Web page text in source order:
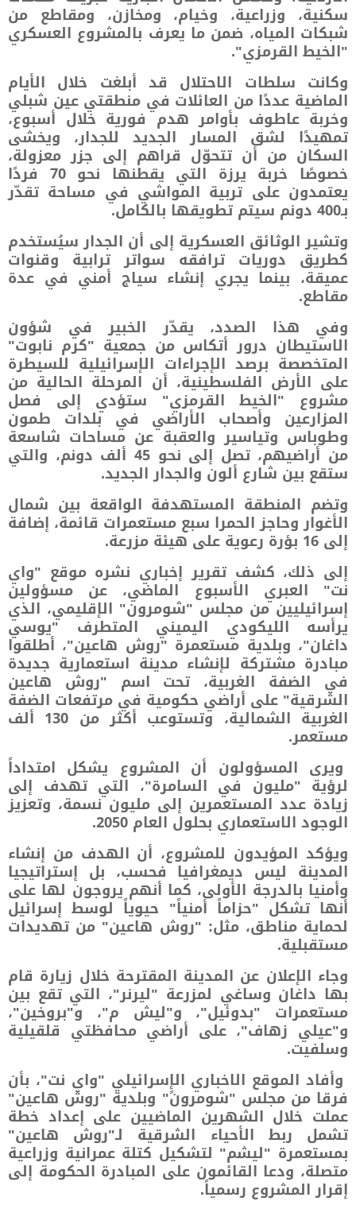
سكنية، وزراعية، وخيام، ومخازن، ومقاطع من
شبكات المياه، ضمن ما يعرف بالمشروع العسكري
"الخيط القرمزي".
وكانت سلطات الاحتلال قد أبلغت خلال الأيام
الماضية عددًا من العائلات في منطقتي عين شبلي
وخربة عاطوف بأوامر هدم فورية خلال أسبوع،
تمهيدًا لشق المسار الجديد للجدار، ويخشى
السكان من أن تتحوّل قراهم إلى جزر معزولة،
خصوصًا خربة يرزة التي يقطنها نحو 70 فردًا
يعتمدون على تربية المواشي في مساحة تقدّر
بـ400 دونم سيتم تطويقها بالكامل.
وتشير الوثائق العسكرية إلى أن الجدار سيُستخدم
كطريق دوريات ترافقه سواتر ترابية وقنوات
عميقة، بينما يجري إنشاء سياج أمني في عدة
مقاطع.
وفي هذا الصدد، يقدّر الخبير في شؤون
الاستيطان درور أتكاس من جمعية "كرم نابوت"
المتخصصة برصد الإجراءات الإسرائيلية للسيطرة
على الأرض الفلسطينية، أن المرحلة الحالية من
مشروع "الخيط القرمزي" ستؤدي إلى فصل
المزارعين وأصحاب الأراضي في بلدات طمون
وطوباس وتياسير والعقبة عن مساحات شاسعة
من أراضيهم، تصل إلى نحو 45 ألف دونم، والتي
ستقع بين شارع ألون والجدار الجديد.
وتضم المنطقة المستهدفة الواقعة بين شمال
الأغوار وحاجز الحمرا سبع مستعمرات قائمة، إضافة
إلى 16 بؤرة رعوية على هيئة مزرعة.
إلى ذلك، كشف تقرير إخباري نشره موقع "واي
نت" العبري الأسبوع الماضي، عن مسؤولين
إسرائيليين من مجلس "شومرون" الإقليمي، الذي
يرأسه الليكودي اليميني المتطرف "يوسي
داغان"، وبلدية مستعمرة "روش هاعين"، أطلقوا
مبادرة مشتركة لإنشاء مدينة استعمارية جديدة
في الضفة الغربية، تحت اسم "روش هاعين
الشرقية" على أراضي حكومية في مرتفعات الضفة
الغربية الشمالية، وتستوعب أكثر من 130 ألف
مستعمر.
ويرى المسؤولون أن المشروع يشكل امتداداً
لرؤية "مليون في السامرة"، التي تهدف إلى
زيادة عدد المستعمرين إلى مليون نسمة، وتعزيز
الوجود الاستعماري بحلول العام 2050.
ويؤكد المؤيدون للمشروع، أن الهدف من إنشاء
المدينة ليس ديمغرافيا فحسب، بل إستراتيجيا
وأمنيا بالدرجة الأولى، كما أنهم يروجون لها على
أنها تشكل "حزاماً أمنياً" حيوياً لوسط إسرائيل
لحماية مناطق، مثل: "روش هاعين" من تهديدات
مستقبلية.
وجاء الإعلان عن المدينة المقترحة خلال زيارة قام
بها داغان وساغي لمزرعة "ليرنر"، التي تقع بين
مستعمرات "بدوئيل"، و"ليش م"، و"بروخين"،
و"عيلي زهاف"، على أراضي محافظتي قلقيلية
وسلفيت.
وأفاد الموقع الاخباري الإٍسرائيلي "واي نت"، بأن
فرقا من مجلس "شومرون" وبلدية "روش هاعين"
عملت خلال الشهرين الماضيين على إعداد خطة
تشمل ربط الأحياء الشرقية لـ"روش هاعين"
بمستعمرة "ليشم" لتشكيل كتلة عمرانية وزراعية
متصلة، ودعا القائمون على المبادرة الحكومة إلى
إقرار المشروع رسمياً.